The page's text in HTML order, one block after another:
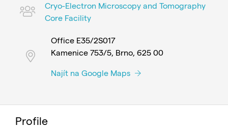
Cryo-Electron Microscopy and Tomography
Core Facility
Office E35/2S017
Kamenice 753/5, Brno, 625 00
Najít na Google Maps
Profile